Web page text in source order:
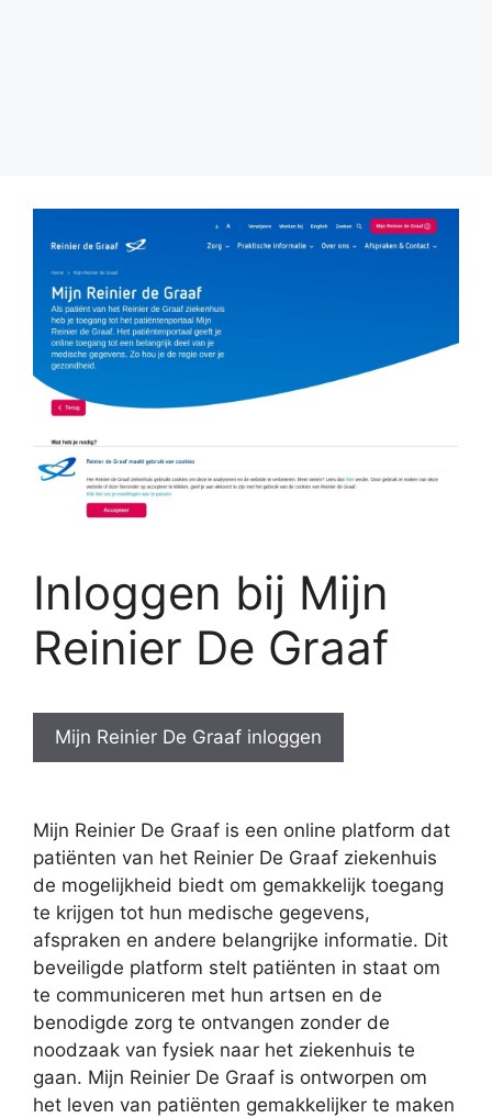
Inloggen bij Mijn
Reinier De Graaf
Mijn Reinier De Graaf inloggen
Mijn Reinier De Graaf is een online platform dat
patiënten van het Reinier De Graaf ziekenhuis
de mogelijkheid biedt om gemakkelijk toegang
te krijgen tot hun medische gegevens,
afspraken en andere belangrijke informatie. Dit
beveiligde platform stelt patiënten in staat om
te communiceren met hun artsen en de
benodigde zorg te ontvangen zonder de
noodzaak van fysiek naar het ziekenhuis te
gaan. Mijn Reinier De Graaf is ontworpen om
het leven van patiënten gemakkelijker te maken